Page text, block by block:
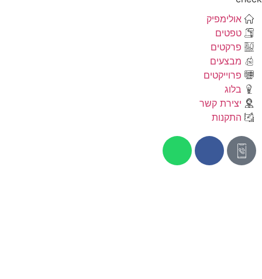
אולימפיק
טפטים
פרקטים
מבצעים
פרוייקטים
בלוג
יצירת קשר
התקנות